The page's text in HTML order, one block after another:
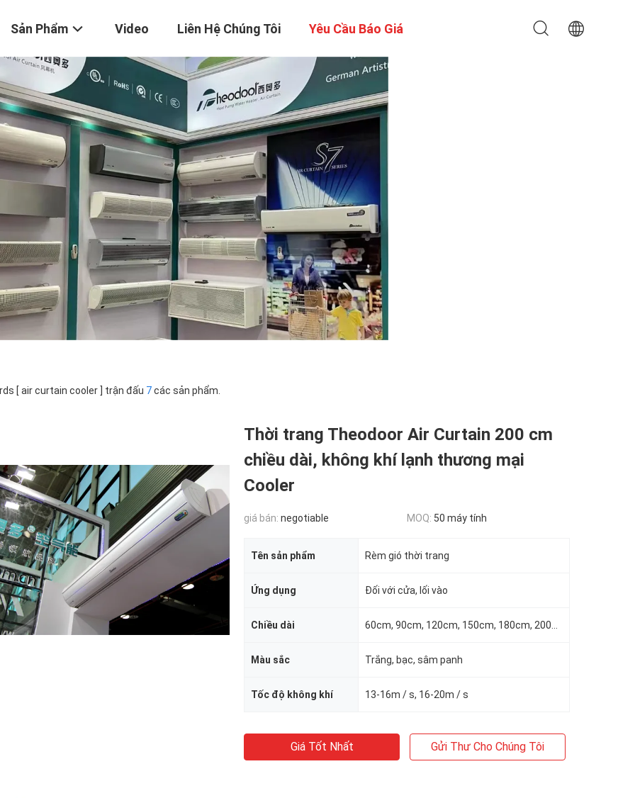
Sản Phẩm Video Liên Hệ Chúng Tôi Yêu Cầu Báo Giá
[ air curtain cooler ] trận đấu 7các sản phẩm.
Thời trang Theodoor Air Curtain 200 cm
chiều dài, không khí lạnh thương mại
Cooler
giá bán: negotiable MOQ: 50 máy tính
Tên sản phẩm Rèm gió thời trang
Ứng dụng Đối với cửa, lối vào
Chiều dài
Màu sắc Trắng, bạc, sâm panh
Tốc độ không khí 13-16m / s, 16-20m / s
Giá Tốt Nhất Gửi Thư Cho Chúng Tôi